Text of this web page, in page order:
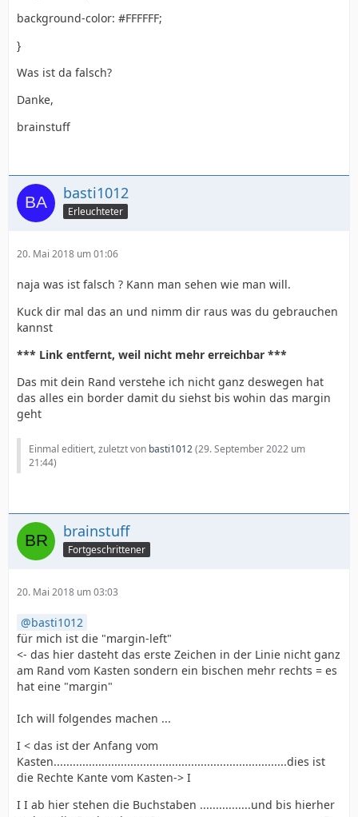
background-color: #FFFFFF;
}
Was ist da falsch?
Danke,
brainstuff
basti1012
Erleuchteter
20. Mai 2018 um 01:06
naja was ist falsch ? Kann man sehen wie man will.
Kuck dir mal das an und nimm dir raus was du gebrauchen
kannst
*** Link entfernt, weil nicht mehr erreichbar ***
Das mit dein Rand verstehe ich nicht ganz deswegen hat
das alles ein border damit du siehst bis wohin das margin
geht
Einmal editiert, zuletzt von basti1012(29. September 2022 um
21:44)
brainstuff
Fortgeschrittener
20. Mai 2018 um 03:03
basti1012
für mich ist die "margin-left"
<- das hier dasteht das erste Zeichen in der Linie nicht ganz
am Rand vom Kasten sondern ein bischen mehr rechts = es
hat eine "margin"
Ich will folgendes machen ...
I < das ist der Anfang vom
Kasten.........................................................................dies ist
die Rechte Kante vom Kasten-> I
I I ab hier stehen die Buchstaben ................und bis hierher